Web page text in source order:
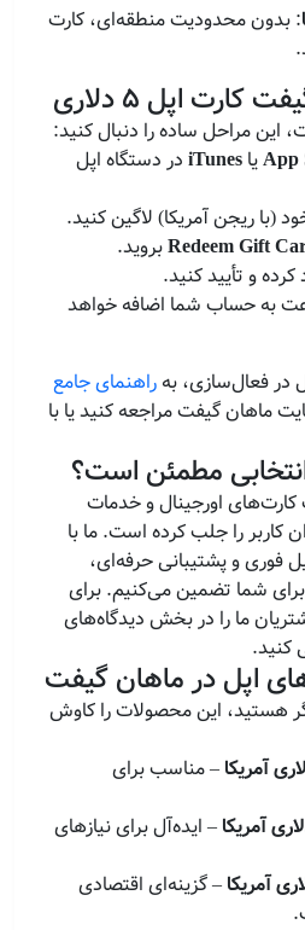
: بدون محدودیت منطقه‌ای، کارت
اپل 5 دلاری
این مراحل ساده را دنبال کنید:
Appیا iTunes در دستگاه اپل
(با ریجن آمریکا) لاگین کنید.
Redeem Giftبروید.
و تأیید کنید.
به‌سرعت به حساب شما اضافه خواهد
فعال‌سازی، به راهنمای جامع
ماهان گیفت مراجعه کنید یا با
مطمئن است؟
کارت‌های اورجینال و خدمات
کاربر را جلب کرده است. ما با
فوری و پشتیبانی حرفه‌ای،
شما تضمین می‌کنیم. برای
ما را در بخش دیدگاه‌های
کنید.
اپل در ماهان گیفت
هستید، این محصولات را کاوش
– مناسب برای
– ایده‌آل برای نیازهای
– گزینه‌ای اقتصادی